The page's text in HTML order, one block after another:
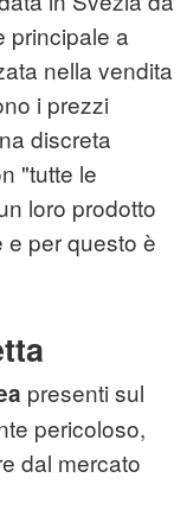
principale a
nella vendita
i prezzi
discreta
"tutte le
loro prodotto
e per questo è
presenti sul
pericoloso,
dal mercato